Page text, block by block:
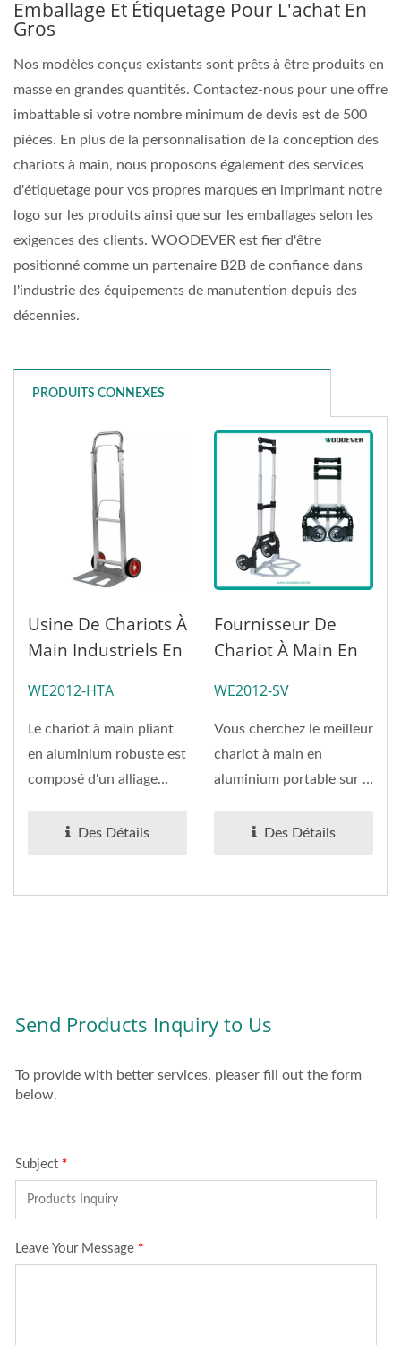
Emballage Et Étiquetage Pour L'achat En
Gros
Nos modèles conçus existants sont prêts à être produits en
masse en grandes quantités. Contactez-nous pour une offre
imbattable si votre nombre minimum de devis est de 500
pièces. En plus de la personnalisation de la conception des
chariots à main, nous proposons également des services
d'étiquetage pour vos propres marques en imprimant notre
logo sur les produits ainsi que sur les emballages selon les
exigences des clients. WOODEVER est fier d'être
positionné comme un partenaire B2B de confiance dans
l'industrie des équipements de manutention depuis des
décennies.
PRODUITS CONNEXES
Usine De Chariots À
Main Industriels En
120 Kg)
WE2012-HTA
Le chariot à main pliant
en aluminium robuste est
composé d'un alliage
Des Détails
Fournisseur De
Chariot À Main En
(Charge 75 Kg)
WE2012-SV
Vous cherchez le meilleur
chariot à main en
aluminium portable sur le
Des Détails